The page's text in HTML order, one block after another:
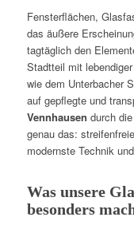
Fensterflächen,
das äußere
tagtäglich den
Stadtteil mit
wie dem Unterbacher
auf gepflegte und
Vennhausen durch die
genau das:
modernste Technik
Was unsere
besonders